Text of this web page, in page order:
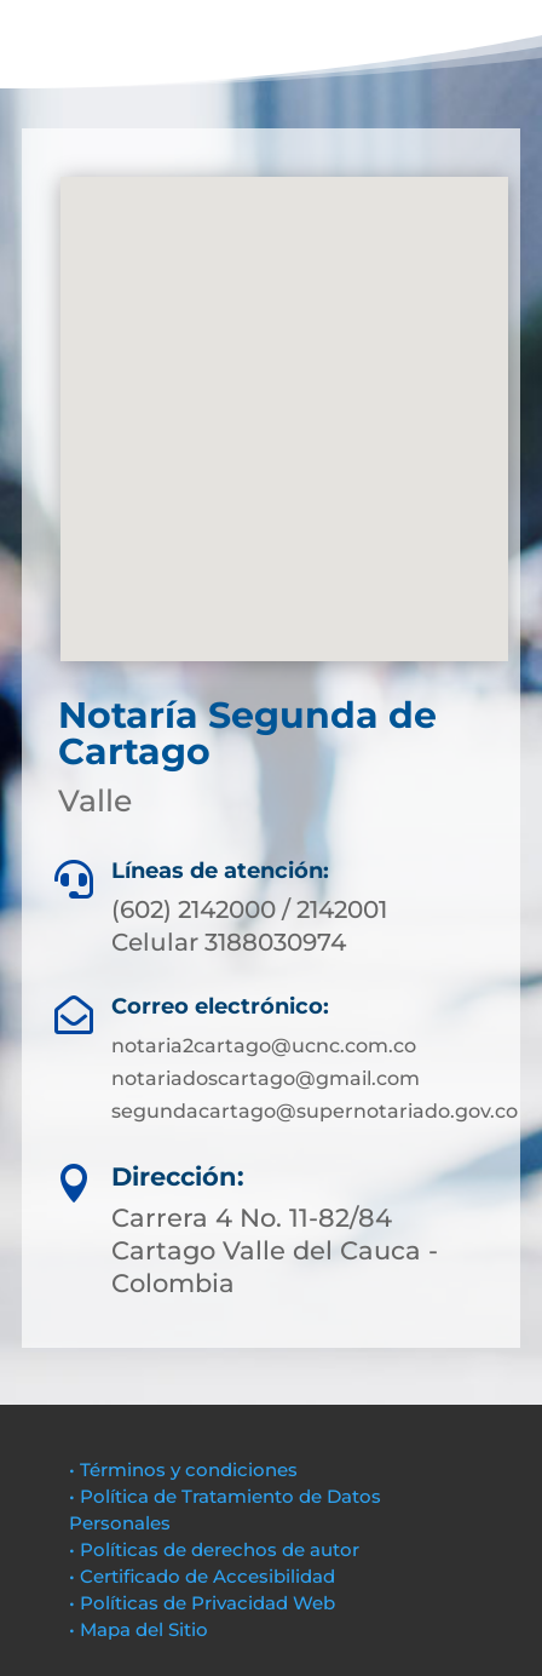
Notaría Segunda de
Cartago
Valle
 Líneas de atención:
(602) 2142000 / 2142001
Celular 3188030974
 Correo electrónico:
notaria2cartago@ucnc.com.co
notariadoscartago@gmail.com
segundacartago@supernotariado.gov.co

Dirección:
Carrera 4 No. 11-82/84
Cartago Valle del Cauca -
Colombia
• Términos y condiciones
• Política de Tratamiento de Datos
Personales
• Políticas de derechos de autor
• Certificado de Accesibilidad
• Políticas de Privacidad Web
• Mapa del Sitio